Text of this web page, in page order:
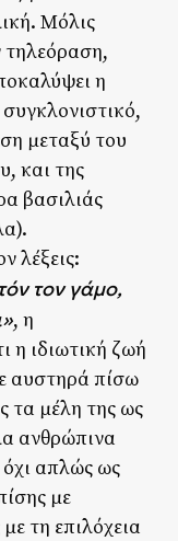
Μόλις
η
μεταξύ του
και της
βασιλιάς
λέξεις:
τον γάμο,
, η
η ιδιωτική ζωή
αυστηρά πίσω
τα μέλη της ως
ανθρώπινα
όχι απλώς ως
με
με τη επιλόχεια